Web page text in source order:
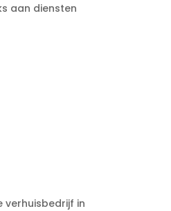
aan diensten
verhuisbedrijf in